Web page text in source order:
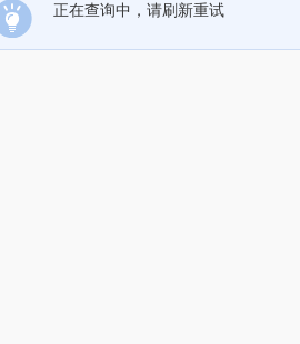
正在查询中，请刷新重试